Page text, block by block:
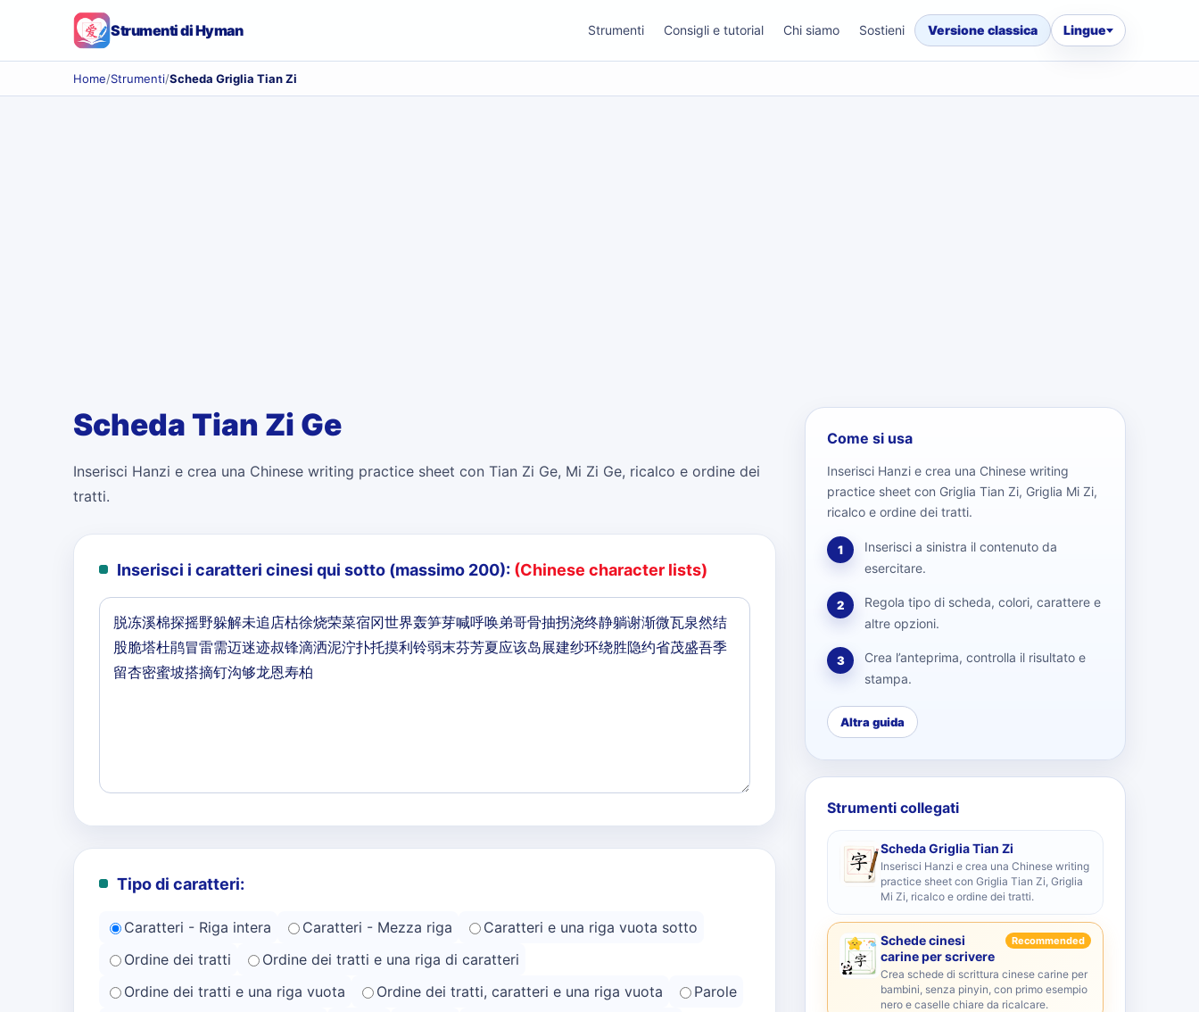
Strumenti di Hyman Strumenti Consigli e tutorial Chi siamo Sostieni Versione classica Lingue
Home/Strumenti/Scheda Griglia Tian Zi
Scheda Tian Zi Ge
Inserisci Hanzi e crea una Chinese writing practice sheet con Tian Zi Ge, Mi Zi Ge, ricalco e ordine dei
tratti.
Inserisci i caratteri cinesi qui sotto (massimo 200): (Chinese character lists)
Tipo di caratteri:
Caratteri - Riga intera Caratteri - Mezza riga
Caratteri e una riga vuota sotto
Ordine dei tratti
Ordine dei tratti e una riga di caratteri
Ordine dei tratti e una riga vuota
Ordine dei tratti, caratteri e una riga vuota
Parole
Come si usa
Inserisci Hanzi e crea una Chinese writing
practice sheet con Griglia Tian Zi, Griglia Mi Zi,
ricalco e ordine dei tratti.
1
Inserisci a sinistra il contenuto da
esercitare.
2
Regola tipo di scheda, colori, carattere e
altre opzioni.
3
Crea l’anteprima, controlla il risultato e
stampa.
Altra guida
Strumenti collegati
Scheda Griglia Tian Zi
Inserisci Hanzi e crea una Chinese writing
practice sheet con Griglia Tian Zi, Griglia
Mi Zi, ricalco e ordine dei tratti.
Schede cinesi
carine per scrivere
Recommended
Crea schede di scrittura cinese carine per
bambini, senza pinyin, con primo esempio
nero e caselle chiare da ricalcare.